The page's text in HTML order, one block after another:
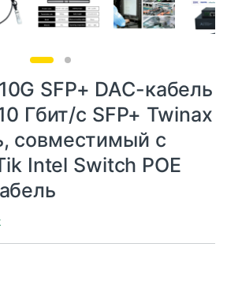
SFP+ DAC-кабель
Гбит/с SFP+ Twinax
совместимый с
Intel Switch POE